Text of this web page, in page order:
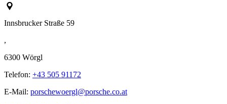
Innsbrucker Straße 59
,
6300 Wörgl
Telefon: +43 505 91172
E-Mail: porschewoergl@porsche.co.at